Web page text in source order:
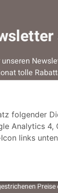
folgender
Analytics
links
tolle